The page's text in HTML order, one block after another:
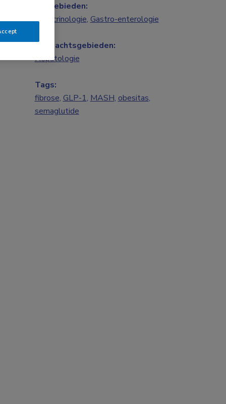
Vakgebieden:
Endocrinologie, Gastro-enterologie
Aandachtsgebieden:
Hepatologie
Tags:
fibrose, GLP-1, MASH, obesitas,
semaglutide